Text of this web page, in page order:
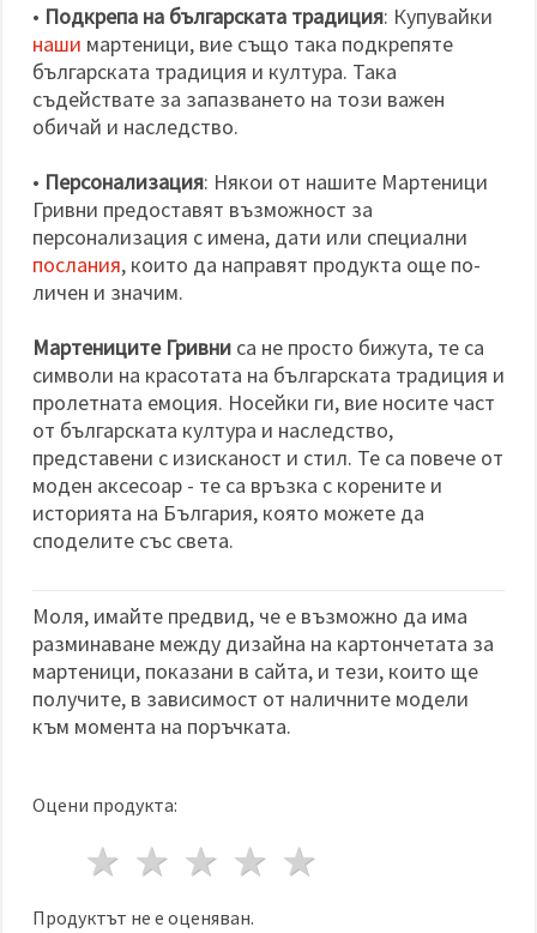
• Подкрепа на българската традиция: Купувайки
наши мартеници, вие също така подкрепяте
българската традиция и култура. Така
съдействате за запазването на този важен
обичай и наследство.
• Персонализация: Някои от нашите Мартеници
Гривни предоставят възможност за
персонализация с имена, дати или специални
послания, които да направят продукта още по-
личен и значим.
Мартениците Гривни са не просто бижута, те са
символи на красотата на българската традиция и
пролетната емоция. Носейки ги, вие носите част
от българската култура и наследство,
представени с изисканост и стил. Те са повече от
моден аксесоар - те са връзка с корените и
историята на България, която можете да
споделите със света.
Моля, имайте предвид, че е възможно да има
разминаване между дизайна на картончетата за
мартеници, показани в сайта, и тези, които ще
получите, в зависимост от наличните модели
към момента на поръчката.
Оцени продукта:
4 звезди
3 звезди
2 звезди
1 звезда
Продуктът не е оценяван.